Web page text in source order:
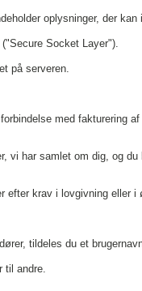
oplysninger, der
Socket Layer").
på serveren.
med fakturering
vi har samlet om dig, og
efter krav i lovgivning eller
tildeles du et
til andre.